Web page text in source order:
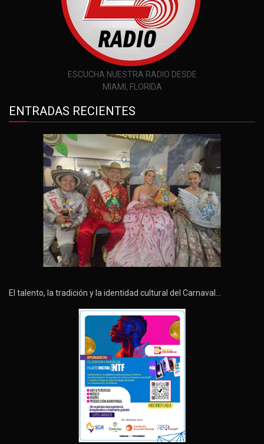
ESCUCHA NUESTRA RADIO DESDE
MIAMI, FLORIDA
ENTRADAS RECIENTES
El talento, la tradición y la identidad cultural del Carnaval…